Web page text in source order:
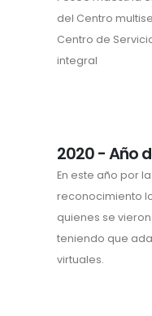
del Centro
Centro de
integral
2020 - Año
En este año por
reconocimiento
quienes se
teniendo que
virtuales.